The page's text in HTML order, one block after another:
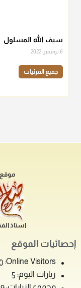
سيف الله المسلول
6 نوفمبر، 2022
جميع المرئيات
موقع
استاذ
إحصائيات الموقع
Online Visitors:
زيارات اليوم: 5